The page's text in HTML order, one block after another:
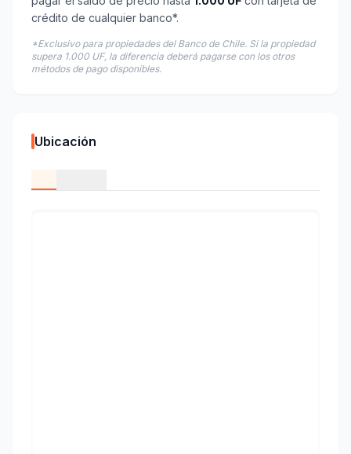
crédito de cualquier banco*.
*Exclusivo para propiedades del Banco de Chile. Si la propiedad
supera 1.000 UF, la diferencia deberá pagarse con los otros
métodos de pago disponibles.
Ubicación